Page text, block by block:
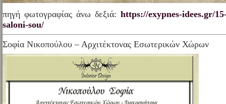
πηγή φωτογραφίας άνω δεξιά: https://exypnes-idees.gr/
saloni-sou/
Σοφία Νικοπούλου – Αρχιτέκτονας Εσωτερικών Χώρων